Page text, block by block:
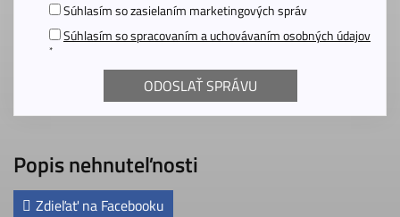
Popis nehnuteľnosti
Zdieľať na Facebooku
Súhlasím so zasielaním marketingových správ
Súhlasím so spracovaním a uchovávaním osobných údajov
*